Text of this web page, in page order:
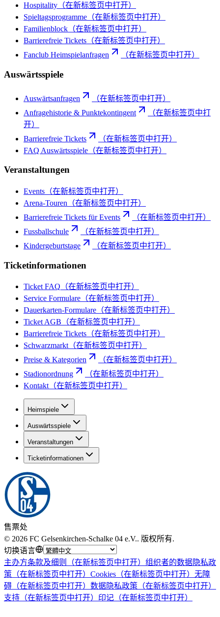
Hospitality （在新标签页中打开）
Spieltagsprogramme （在新标签页中打开）
Familienblock （在新标签页中打开）
Barrierefreie Tickets （在新标签页中打开）
Fanclub Heimspielanfragen
（在新标签页中打开）
Auswärtsspiele
Auswärtsanfragen
（在新标签页中打开）
Anfragehistorie & Punktekontingent
（在新标签页中打
开）
Barrierefreie Tickets
（在新标签页中打开）
FAQ Auswärtsspiele （在新标签页中打开）
Veranstaltungen
Events （在新标签页中打开）
Arena-Touren （在新标签页中打开）
Barrierefreie Tickets für Events
（在新标签页中打开）
Fussballschule
（在新标签页中打开）
Kindergeburtstage
（在新标签页中打开）
Ticketinformationen
Ticket FAQ （在新标签页中打开）
Service Formulare （在新标签页中打开）
Dauerkarten-Formulare （在新标签页中打开）
Ticket AGB （在新标签页中打开）
Barrierefreie Tickets （在新标签页中打开）
Schwarzmarkt（在新标签页中打开）
Preise & Kategorien
（在新标签页中打开）
Stadionordnung
（在新标签页中打开）
Kontakt（在新标签页中打开）
Heimspiele
Auswärtsspiele
Veranstaltungen
Ticketinformationen
售票处
© 2026 FC Gelsenkirchen-Schalke 04 e.V.. 版权所有.
切换语言
主办方条款及细则
（在新标签页中打开） 组织者的数据隐私政
策 （在新标签页中打开） Cookies （在新标签页中打开） 无障
碍 （在新标签页中打开） 数据隐私政策 （在新标签页中打开）
支持 （在新标签页中打开） 印记 （在新标签页中打开）